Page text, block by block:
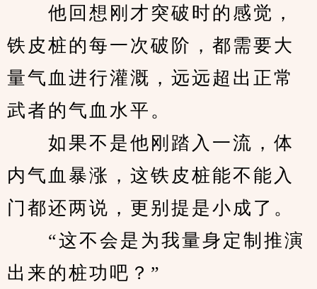
他回想刚才突破时的感觉，
铁皮桩的每一次破阶，都需要大
量气血进行灌溉，远远超出正常
武者的气血水平。
如果不是他刚踏入一流，体
内气血暴涨，这铁皮桩能不能入
门都还两说，更别提是小成了。
“这不会是为我量身定制推演
出来的桩功吧？”